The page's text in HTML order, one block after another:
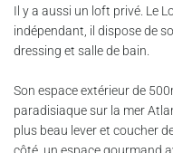
Il y a aussi un loft privé. Le
indépendant, il dispose de
dressing et salle de bain.
Son espace extérieur de
paradisiaque sur la mer
plus beau lever et coucher